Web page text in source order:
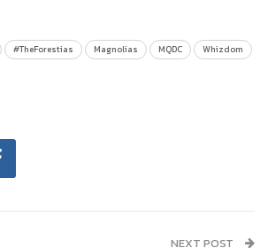
าก MQDC ที่ไม่เคยมีมาก่อน โดยบริษัทคาดว่า
ดขายในช่วงเวลาส่งท้ายปี และ สร้างการรับ
ใน เดอะ ฟอเรสเทียส์ ไม่ว่าจะเป็นโครงการ
ทียส์ เพทโทเปีย โครงการ วิสซ์ดอม เดอะ
ที่พร้อมเข้าอยู่แล้ววันนี้ ไปจนถึงโครงการหรู
ดอะ ฟอเรสเทียส์ คอนโดมิเนียม และโครงการ
วิสซ์ดอม อย่าง วิสซ์ดอม คราฟท์ สามย่าน
#TheForestias Magnolias MQDC
Whizdom
NEXT POST